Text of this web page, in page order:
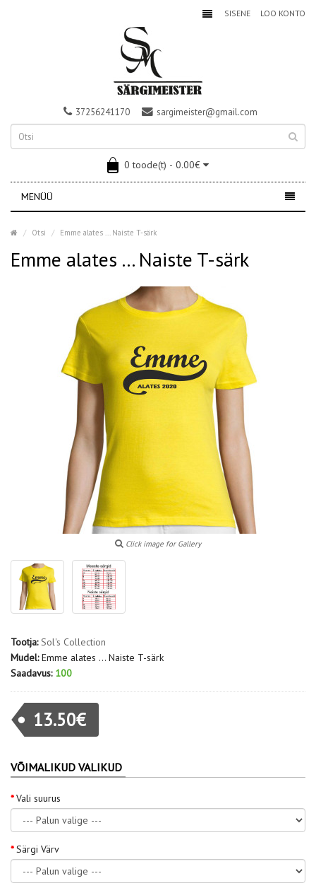
SISENE LOO KONTO
37256241170 sargimeister@gmail.com
0 toode(t) - 0.00€
MENÜÜ
Otsi Emme alates ... Naiste T-särk
Emme alates ... Naiste T-särk
Click image for Gallery
Tootja: Sol's Collection
Mudel: Emme alates ... Naiste T-särk
Saadavus: 100
13.50€
VÕIMALIKUD VALIKUD
Vali suurus
Särgi Värv